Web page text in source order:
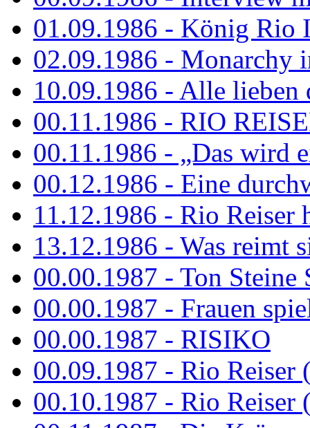
01.09.1986 - König Rio
02.09.1986 - Monarchy
10.09.1986 - Alle lieben
00.11.1986 - RIO
00.11.1986 - „Das wird
00.12.1986 - Eine
11.12.1986 - Rio Reiser
13.12.1986 - Was reimt
00.00.1987 - Ton Steine
00.00.1987 - Frauen
00.00.1987 - RISIKO
00.09.1987 - Rio Reiser
00.10.1987 - Rio Reiser